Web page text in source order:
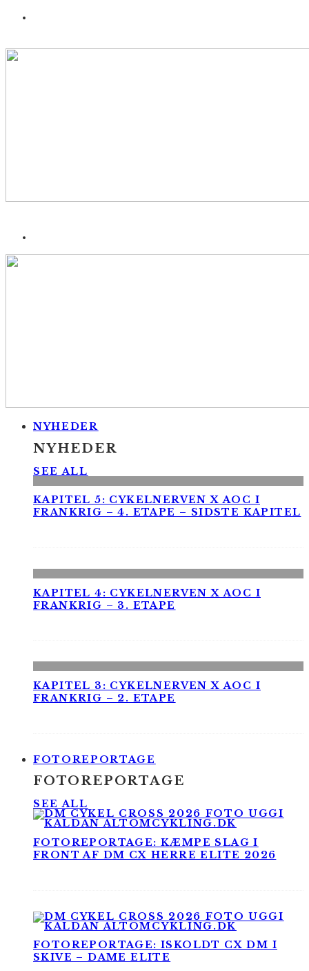
NYHEDER
NYHEDER
SEE ALL
KAPITEL 5: CYKELNERVEN X AOC I
FRANKRIG – 4. ETAPE – SIDSTE KAPITEL
KAPITEL 4: CYKELNERVEN X AOC I
FRANKRIG – 3. ETAPE
KAPITEL 3: CYKELNERVEN X AOC I
FRANKRIG – 2. ETAPE
FOTOREPORTAGE
FOTOREPORTAGE
SEE ALL
FOTOREPORTAGE: KÆMPE SLAG I
FRONT AF DM CX HERRE ELITE 2026
FOTOREPORTAGE: ISKOLDT CX DM I
SKIVE – DAME ELITE